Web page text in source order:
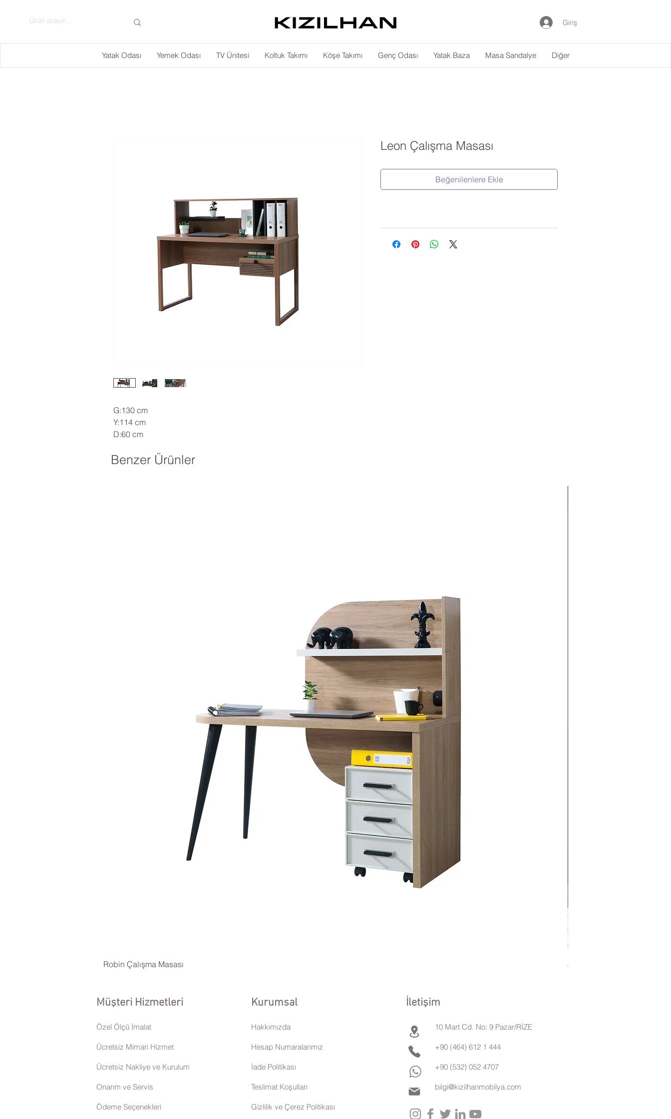
Giriş
Yatak Odası Yemek Odası TV Ünitesi Koltuk Takımı Köşe Takımı Genç Odası Yatak Baza Masa Sandalye Diğer
G:130 cm
Y:114 cm
D:60 cm
Leon Çalışma Masası
Beğenilenlere Ekle
Benzer Ürünler
Robin Çalışma Masası Janti Çalışma Masası
Müşteri Hizmetleri
Özel Ölçü İmalat
Ücretsiz Mimari Hizmet
Ücretsiz Nakliye ve Kurulum
Onarım ve Servis
Ödeme Seçenekleri
Kurumsal
Hakkımızda
Hesap Numaralarımız
İade Politikası
Teslimat Koşulları
Gizlilik ve Çerez Politikası
İletişim
10 Mart Cd. No: 9 Pazar/RİZE
+90 (464) 612 1 444
+90 (532) 052 4707
bilgi@kizilhanmobilya.com